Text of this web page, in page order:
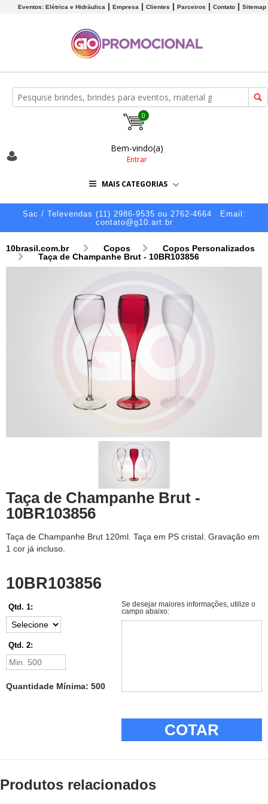
Eventos: Elétrica e Hidráulica Empresa Clientes Parceiros Contato Sitemap
0
Bem-vindo(a)
Entrar
MAIS CATEGORIAS
Sac / Televendas (11) 2986-9535 ou 2762-4664
Email:
contato@g10.art.br
10brasil.com.br Copos
Copos Personalizados
Taça de Champanhe Brut - 10BR103856
Taça de Champanhe Brut -
10BR103856
Taça de Champanhe Brut 120ml. Taça em PS cristal. Gravação em
1 cor já incluso.
10BR103856
Qtd. 1:
Qtd. 2:
Quantidade Mínima: 500
Se desejar maiores informações, utilize o
campo abaixo:
COTAR
Produtos relacionados